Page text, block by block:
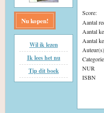
Nu kopen!
Wil ik lezen
Ik lees het nu
Tip dit boek
Score:
Aantal
Aantal
Aantal
NUR
ISBN